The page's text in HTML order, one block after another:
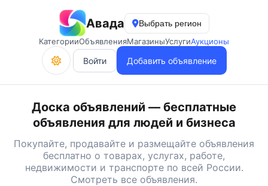
Авада
Выбрать регион
КатегорииОбъявленияМагазиныУслугиАукционы
Войти Добавить объявление
Доска объявлений — бесплатные
объявления для людей и бизнеса
Покупайте, продавайте и размещайте объявления
бесплатно о товарах, услугах, работе,
недвижимости и транспорте по всей России.
Смотреть все объявления.